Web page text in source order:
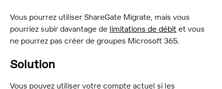
Vous pourrez utiliser ShareGate Migrate, mais vous
pourriez subir davantage de limitations de débit et vous
ne pourrez pas créer de groupes Microsoft 365.
Solution
Vous pouvez utiliser votre compte actuel si les